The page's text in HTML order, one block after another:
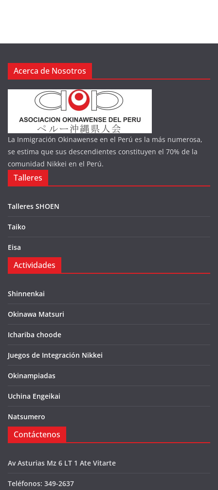
Acerca de Nosotros
La Inmigración Okinawense en el Perú es la más numerosa,
se estima que sus descendientes constituyen el 70% de la
comunidad Nikkei en el Perú.
Talleres
Talleres SHOEN
Taiko
Eisa
Actividades
Shinnenkai
Okinawa Matsuri
Ichariba choode
Juegos de Integración Nikkei
Okinampiadas
Uchina Engeikai
Natsumero
Contáctenos
Av Asturias Mz 6 LT 1 Ate Vitarte
Teléfonos: 349-2637